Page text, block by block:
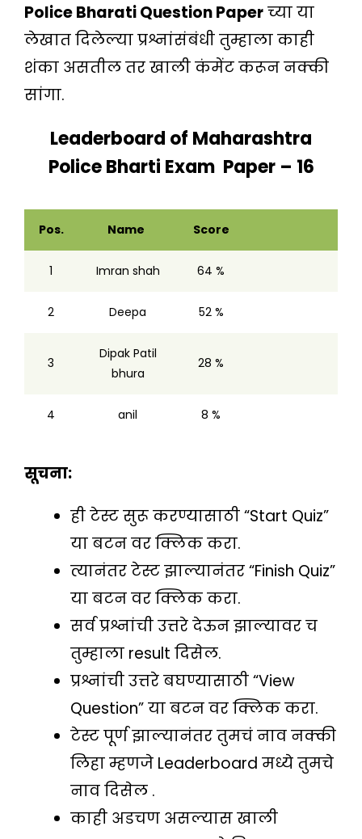
Police Bharati Question Paperच्या या
लेखात दिलेल्या प्रश्नांसंबंधी तुम्हाला काही
शंका असतील तर खाली कंमेंट करून नक्की
सांगा.
Leaderboard of Maharashtra
Police Bharti Exam Paper – 16
Pos. Name Score
1 Imran shah 64 %
2 Deepa 52 %
3
Dipak Patil
bhura
28 %
4 anil 8 %
सूचना:
ही टेस्ट सुरू करण्यासाठी “Start Quiz”
या बटन वर क्लिक करा.
त्यानंतर टेस्ट झाल्यानंतर “Finish Quiz”
या बटन वर क्लिक करा.
सर्व प्रश्नांची उत्तरे देऊन झाल्यावर च
तुम्हाला result दिसेल.
प्रश्नांची उत्तरे बघण्यासाठी “View
Question” या बटन वर क्लिक करा.
टेस्ट पूर्ण झाल्यानंतर तुमचं नाव नक्की
लिहा म्हणजे Leaderboard मध्ये तुमचे
नाव दिसेल .
काही अडचण असल्यास खाली